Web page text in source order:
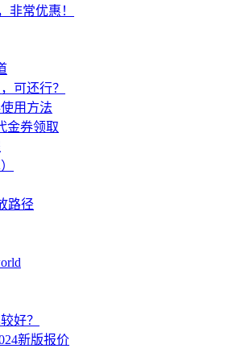
非常优惠！
可还行？
用方法
金券领取
路径
好？
新版报价